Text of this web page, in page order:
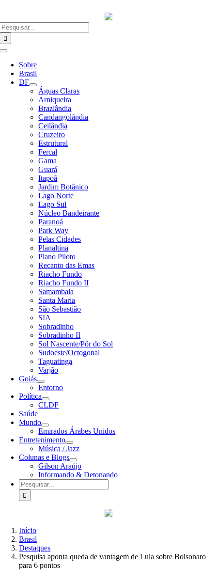
o
conteúdo
Alternar
Navegação
Sobre
Brasil
DF
Águas Claras
Arniqueira
Brazlândia
Candangolândia
Ceilândia
Cruzeiro
Estrutural
Fercal
Gama
Guará
Itapoã
Jardim Botânico
Lago Norte
Lago Sul
Núcleo Bandeirante
Paranoá
Park Way
Pelas Cidades
Planaltina
Plano Piloto
Recanto das Emas
Riacho Fundo
Riacho Fundo II
Samambaia
Santa Maria
São Sebastião
SIA
Sobradinho
Sobradinho II
Sol Nascente/Pôr do Sol
Sudoeste/Octogonal
Taguatinga
Varjão
Goiás
Entorno
Política
CLDF
Saúde
Mundo
Emirados Árabes Unidos
Entretenimento
Música / Jazz
Colunas e Blogs
Gilson Araújo
Informando & Detonando
Buscar
resultados
para:
Início
Brasil
Destaques
Pesquisa aponta queda de vantagem de Lula sobre Bolsonaro
para 6 pontos